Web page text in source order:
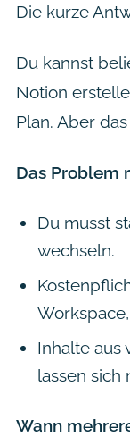
Die kurze
Du kannst
Notion
Plan. Aber
Das Problem
Du musst
wechseln.
Inhalte aus
lassen sich
Wann